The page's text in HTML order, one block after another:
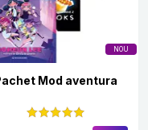
NOU
Mod aventura